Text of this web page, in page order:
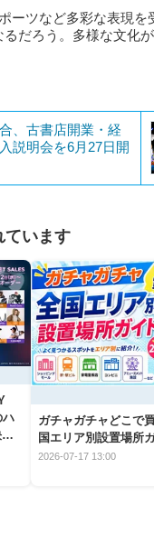
ーツなど多彩な表現
だろう。多様な文化
、古書店開業・経
説明会を6月27日開
ています
ハ
ガチャガチャどこで
国エリア別設置場所
2026-07-17 13:00